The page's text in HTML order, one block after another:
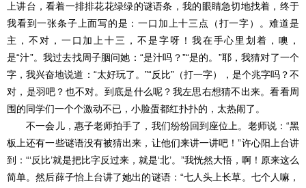
上讲台，看着一排排花花绿绿的谜语条，我的眼睛急切地找着，终于
我看到一张条子上面写的是：一口加上十三点（打一字）。难道是
主，不对，一口加上十三，不是字呀！我在手心里划着，噢，
是“汁”。我过去找周子胭问她：“是汁吗？”“是的。”耶，我猜对了一个
字，我兴奋地说道：“太好玩了。”“反比”（打一字），是个兆字吗？不
对，是羽吧？也不对。到底是什么呢？我左思右想猜不出来。看看周
围的同学们一个个激动不已，小脸蛋都红扑扑的，太热闹了。
不一会儿，惠子老师拍手了，我们纷纷回到座位上。老师说：“黑
板上还有一些谜语没有被猜出来，让他们来讲一讲吧！”许心阳上台讲
到：“‘反比’就是把比字反过来，就是‘北’。”我恍然大悟，啊！原来这么
简单。然后薛子怡上台讲了她出的谜语：“七人头上长草。七个人嘛，